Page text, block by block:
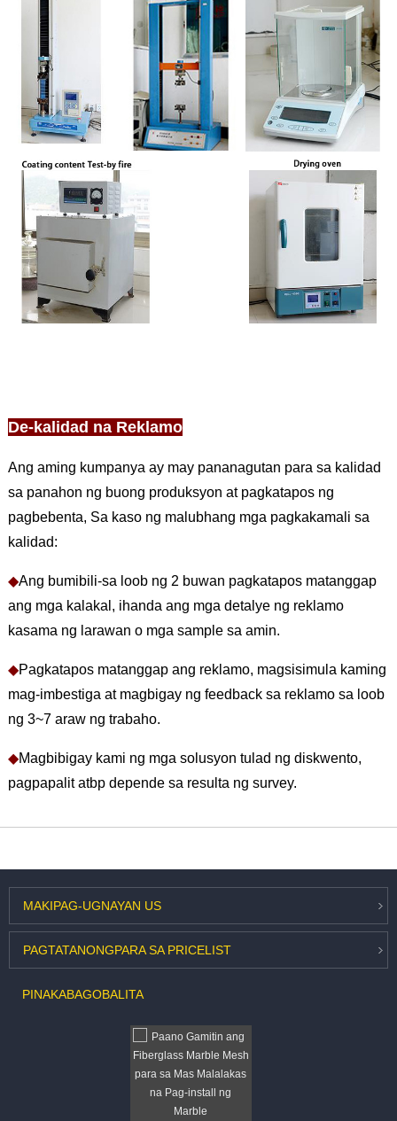
De-kalidad na Reklamo
Ang aming kumpanya ay may pananagutan para sa kalidad
sa panahon ng buong produksyon at pagkatapos ng
pagbebenta, Sa kaso ng malubhang mga pagkakamali sa
kalidad:
◆Ang bumibili-sa loob ng 2 buwan pagkatapos matanggap
ang mga kalakal, ihanda ang mga detalye ng reklamo
kasama ng larawan o mga sample sa amin.
◆Pagkatapos matanggap ang reklamo, magsisimula kaming
mag-imbestiga at magbigay ng feedback sa reklamo sa loob
ng 3~7 araw ng trabaho.
◆Magbibigay kami ng mga solusyon tulad ng diskwento,
pagpapalit atbp depende sa resulta ng survey.
MAKIPAG-UGNAYAN US
PAGTATANONGPARA SA PRICELIST
PINAKABAGOBALITA